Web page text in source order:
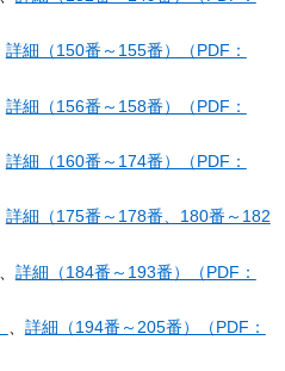
詳細（150番～155番）（PDF：
詳細（156番～158番）（PDF：
詳細（160番～174番）（PDF：
詳細（175番～178番、180番～182
詳細（184番～193番）（PDF：
、 詳細（194番～205番）（PDF：